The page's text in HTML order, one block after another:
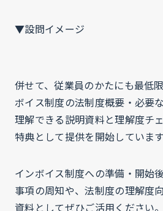
▼設問イメージ
併せて、従業員のかたにも最低
ボイス制度の法制度概要・必要
理解できる説明資料と理解度チ
特典として提供を開始しています
インボイス制度への準備・開始
事項の周知や、法制度の理解度
資料としてぜひご活用ください。